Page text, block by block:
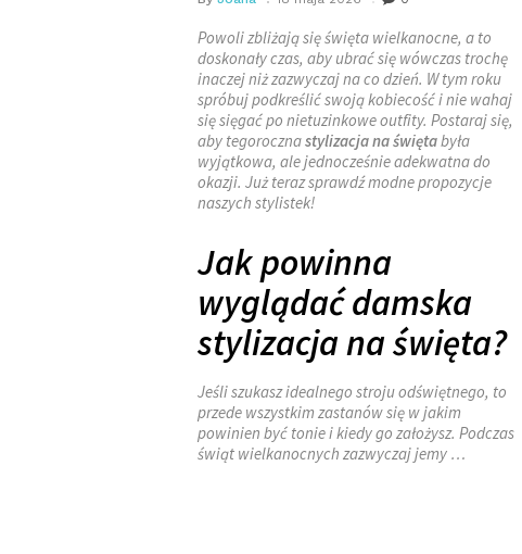
Powoli zbliżają się święta wielkanocne, a to
doskonały czas, aby ubrać się wówczas trochę
inaczej niż zazwyczaj na co dzień. W tym roku
spróbuj podkreślić swoją kobiecość i nie wahaj
się sięgać po nietuzinkowe outfity. Postaraj się,
aby tegorocznastylizacja na świętabyła
wyjątkowa, ale jednocześnie adekwatna do
okazji. Już teraz sprawdź modne propozycje
naszych stylistek!
Jak powinna
wyglądać damska
stylizacja na święta?
Jeśli szukasz idealnego stroju odświętnego, to
przede wszystkim zastanów się w jakim
powinien być tonie i kiedy go założysz. Podczas
świąt wielkanocnych zazwyczaj jemy …